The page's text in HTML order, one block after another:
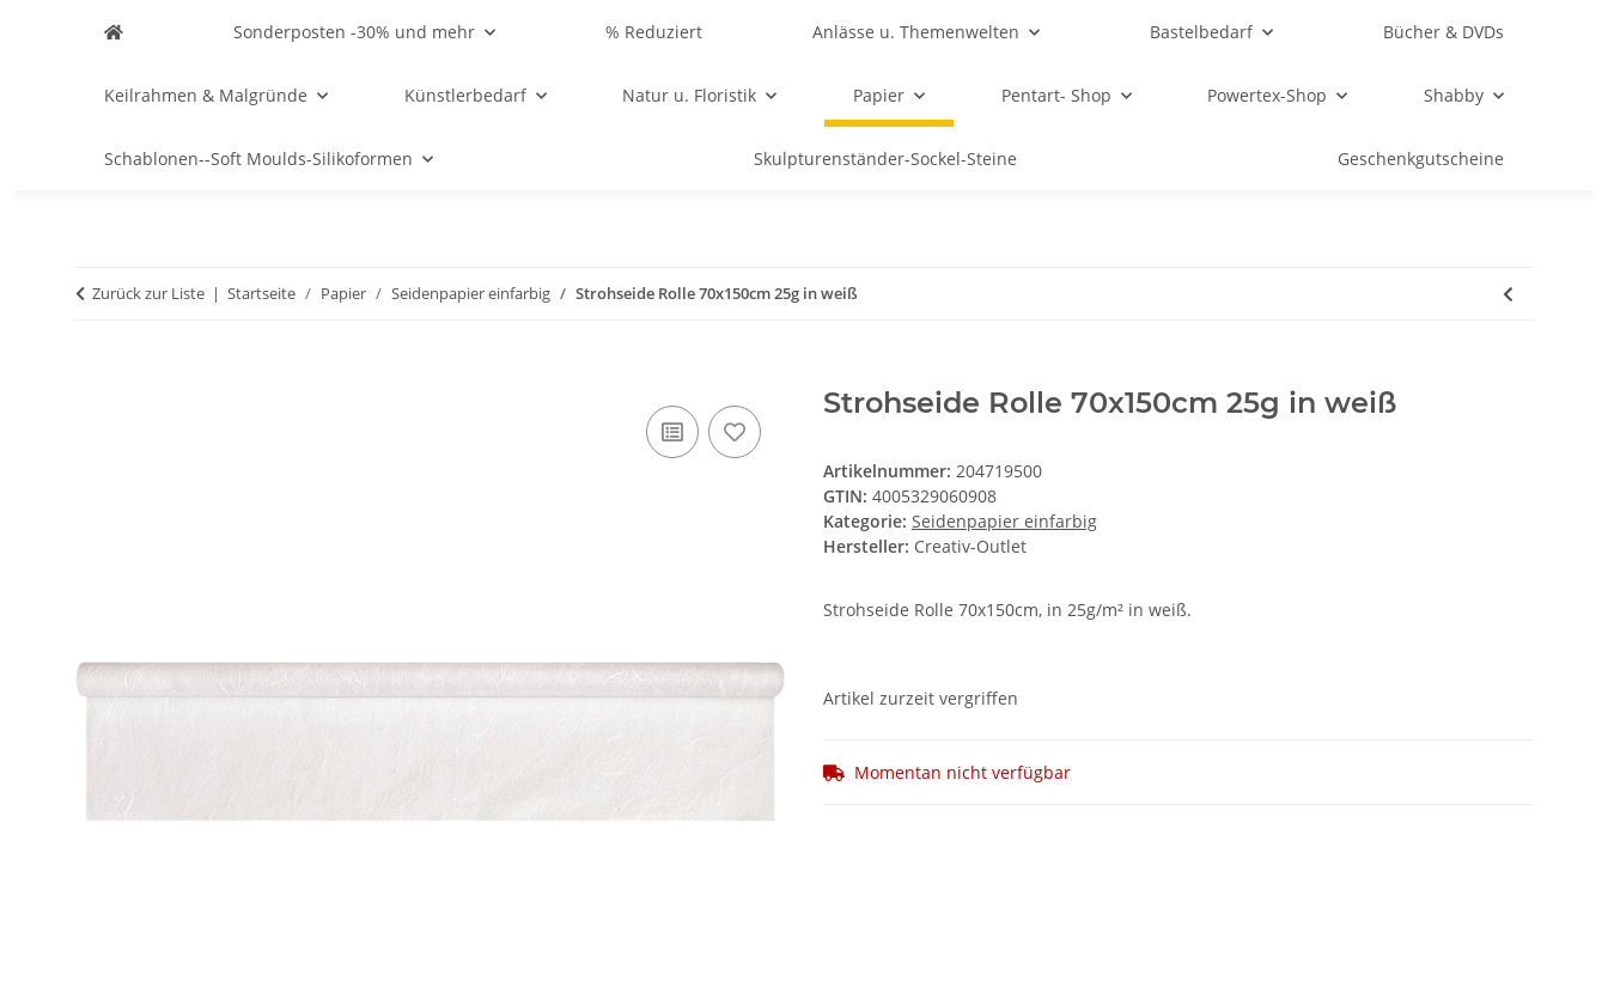
Sonderposten -30% und mehr % Reduziert Anlässe u. Themenwelten Bastelbedarf Bücher & DVDs
Keilrahmen & Malgründe Künstlerbedarf Natur u. Floristik Papier Pentart- Shop Powertex-Shop Shabby
Schablonen--Soft Moulds-Silikoformen Skulpturenständer-Sockel-Steine Geschenkgutscheine
Zurück zur Liste Startseite Papier Seidenpapier einfarbig Strohseide Rolle 70x150cm 25g in weiß
Strohseide Rolle 70x150cm 25g in weiß
Artikelnummer: 204719500
GTIN: 4005329060908
Kategorie: Seidenpapier einfarbig
Hersteller: Creativ-Outlet
Strohseide Rolle 70x150cm, in 25g/m² in weiß.
Artikel zurzeit vergriffen
Momentan nicht verfügbar